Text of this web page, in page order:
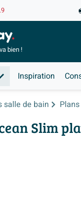
bien !
Inspiration
salle de bain
Slim